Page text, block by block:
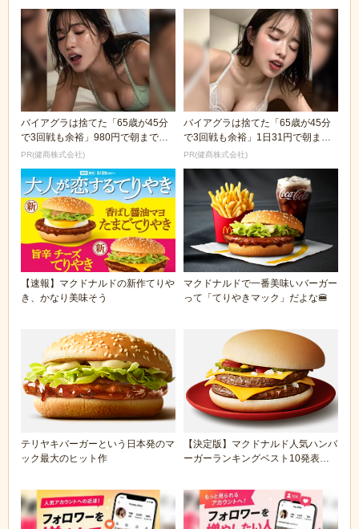
バイアグラは捨てた「65歳が45分
で3回戦も余裕」980円で朝まで絶
好調！
PR(健商株式会社)
バイアグラは捨てた「65歳が45分
で3回戦も余裕」1日31円で朝まで
絶好調！
PR(健商株式会社)
【速報】マクドナルドの新作てりや
き、かなり美味そう
マクドナルドで一番美味いバーガー
って「てりやきマック」だよな🍔
テリヤキバーガーという日本発のマ
ック最大のヒット作
【決定版】マクドナルド人気ハンバ
ーガーランキングベスト10発表